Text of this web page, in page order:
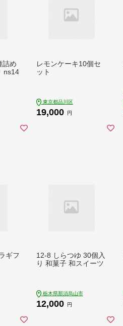
詰め
ns14
レモンケーキ10個セ
ット
東京都品川区
19,000 円
ギフ
12-8 しらつゆ 30個入
り 和菓子 和スイーツ
栃木県那須烏山市
12,000 円